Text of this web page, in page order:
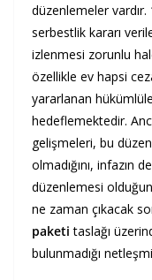
düzenlemeler vardır.
serbestlik kararı
izlenmesi zorunlu
özellikle ev hapsi
yararlanan
hedeflemektedir.
gelişmeleri, bu
olmadığını, infazın
düzenlemesi
ne zaman çıkacak
paketi taslağı
bulunmadığı